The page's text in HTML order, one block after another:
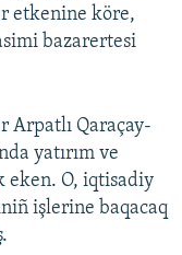
etkenine köre,
bazarertesi
Arpatlı Qaraçay-
yatırım ve
eken. O, iqtisadiy
işlerine baqacaq